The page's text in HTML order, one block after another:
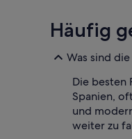
Häufig
Was sind
Die besten
Spanien,
und
weiter zu